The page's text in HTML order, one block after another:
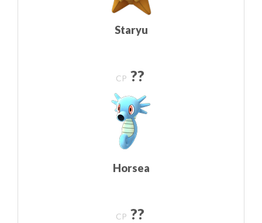
Staryu
CP ??
Horsea
CP ??